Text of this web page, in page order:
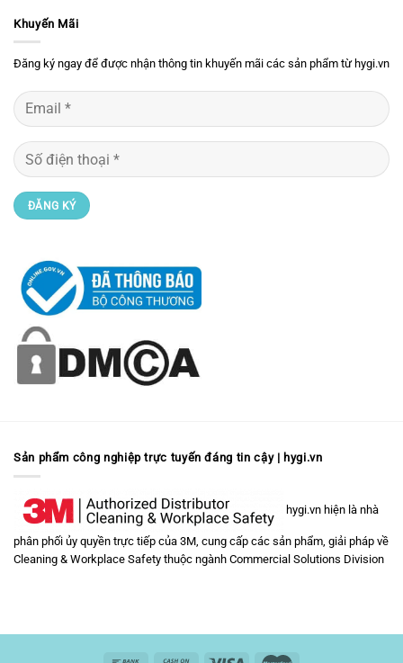
Khuyến Mãi
Đăng ký ngay để được nhận thông tin khuyến mãi các sản phẩm từ hygi.vn
Sản phẩm công nghiệp trực tuyến đáng tin cậy | hygi.vn
hygi.vn hiện là nhà
phân phối ủy quyền trực tiếp của 3M, cung cấp các sản phẩm, giải pháp về
Cleaning & Workplace Safety thuộc ngành Commercial Solutions Division